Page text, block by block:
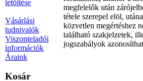
letöltése
Vásárlási
tudnivalók
Viszonteladói
információk
Áraink
Kosár
megfelelők után
tétele szerepel elöl,
közvetlen megértéshez
található szakjelzetek,
jogszabályok